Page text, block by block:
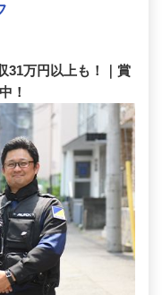
31万円以上も！｜賞
！